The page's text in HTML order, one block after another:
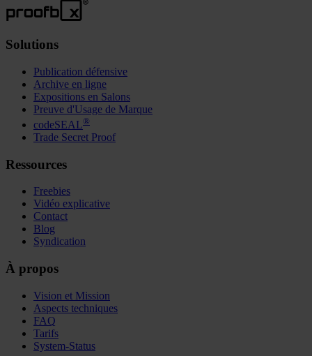
Solutions
Publication défensive
Archive en ligne
Expositions en Salons
Preuve d'Usage de Marque
codeSEAL®
Trade Secret Proof
Ressources
Freebies
Vidéo explicative
Contact
Blog
Syndication
À propos
Vision et Mission
Aspects techniques
FAQ
Tarifs
System-Status